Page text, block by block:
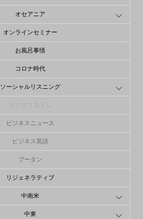
オセアニア
オンラインセミナー
お風呂事情
コロナ時代
ソーシャルリスニング
ビジネスコラム
ビジネスニュース
ビジネス英語
ブータン
リジェネラティブ
中南米
中東